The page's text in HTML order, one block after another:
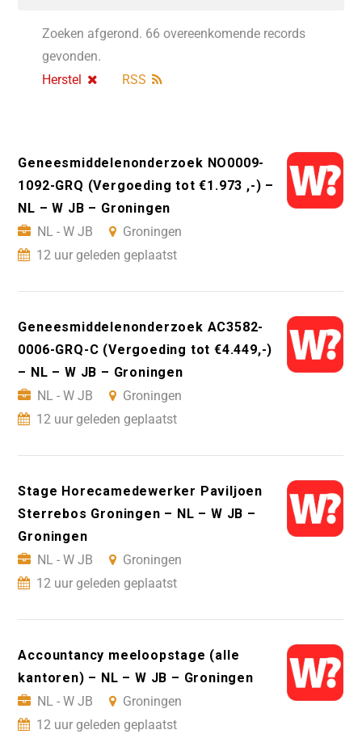
Zoeken afgerond. 66 overeenkomende records
gevonden.
Herstel
RSS
Geneesmiddelenonderzoek NO0009-
1092-GRQ (Vergoeding tot €1.973 ,-) –
NL – W JB – Groningen
NL - W JB
Groningen
12 uur geleden geplaatst
Geneesmiddelenonderzoek AC3582-
0006-GRQ-C (Vergoeding tot €4.449,-)
– NL – W JB – Groningen
NL - W JB
Groningen
12 uur geleden geplaatst
Stage Horecamedewerker Paviljoen
Sterrebos Groningen – NL – W JB –
Groningen
NL - W JB
Groningen
12 uur geleden geplaatst
Accountancy meeloopstage (alle
kantoren) – NL – W JB – Groningen
NL - W JB
Groningen
12 uur geleden geplaatst